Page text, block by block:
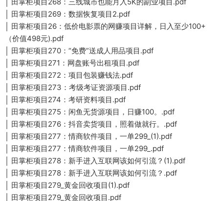
│ 田掌柜项目269：数据恢复项目2.pdf
│ 田掌柜项目26：低价电影票的网赚项目详解，日入至少100+
（价值498元).pdf
│ 田掌柜项目270：“免费”送成人用品项目.pdf
│ 田掌柜项目271：网盘账号出租项目.pdf
│ 田掌柜项目272：项目包装赚钱法.pdf
│ 田掌柜项目273：考级考证资源项目.pdf
│ 田掌柜项目274：考研资料项目.pdf
│ 田掌柜项目275：闲鱼无货源项目，日赚100。.pdf
│ 田掌柜项目276：抖音卖货项目，照着做就行。.pdf
│ 田掌柜项目277：情商软件项目，一单299_(1).pdf
│ 田掌柜项目277：情商软件项目，一单299_.pdf
│ 田掌柜项目278：新手进入互联网该如何引流？(1).pdf
│ 田掌柜项目278：新手进入互联网该如何引流？.pdf
│ 田掌柜项目279_黄金回收项目(1).pdf
│ 田掌柜项目279_黄金回收项目.pdf